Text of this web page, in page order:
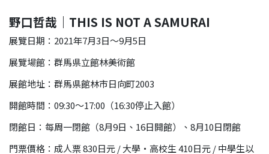
野口哲哉｜THIS IS NOT A SAMURAI
展覽日期：2021年7月3日～9月5日
展覽場館：群馬県立館林美術館
展館地址：群馬県館林市日向町2003
開館時間：09:30～17:00（16:30停止入館）
閉館日：每周一閉館（8月9日、16日開館）、8月10日閉館
門票價格：成人票 830日元 / 大學・高校生 410日元 / 中學生以